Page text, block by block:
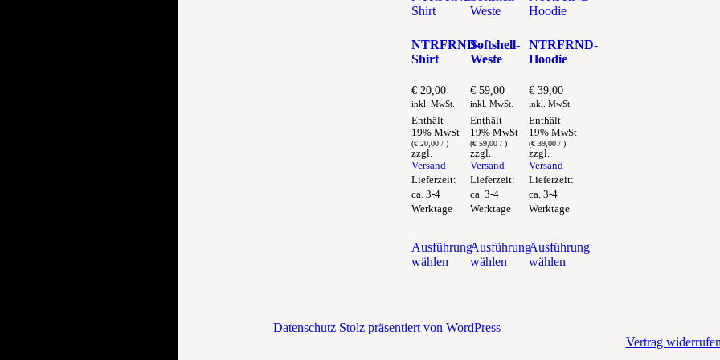
NTRFRND-
Shirt
€ 20,00
inkl. MwSt.
Enthält
19% MwSt
(€ 20,00 / )
zzgl.
Versand
Lieferzeit:
ca. 3-4
Werktage
Ausführung
wählen
Varianten
Softshell-
Weste
€ 59,00
inkl. MwSt.
Enthält
19% MwSt
(€ 59,00 / )
zzgl.
Versand
Lieferzeit:
ca. 3-4
Werktage
Ausführung
wählen
Varianten
NTRFRND-
Hoodie
€ 39,00
inkl. MwSt.
Enthält
19% MwSt
(€ 39,00 / )
zzgl.
Versand
Lieferzeit:
ca. 3-4
Werktage
Ausführung
wählen
Datenschutz Stolz präsentiert von WordPress
Vertrag